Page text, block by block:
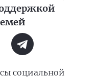
социальной